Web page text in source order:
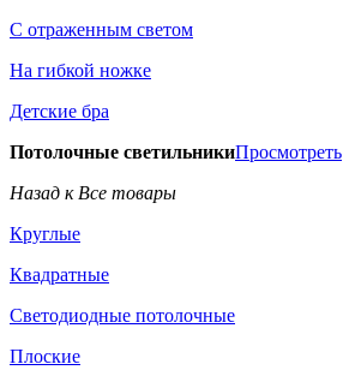
С отраженным светом
На гибкой ножке
Детские бра
Потолочные светильникиПросмотреть
Назад к Все товары
Круглые
Квадратные
Светодиодные потолочные
Плоские